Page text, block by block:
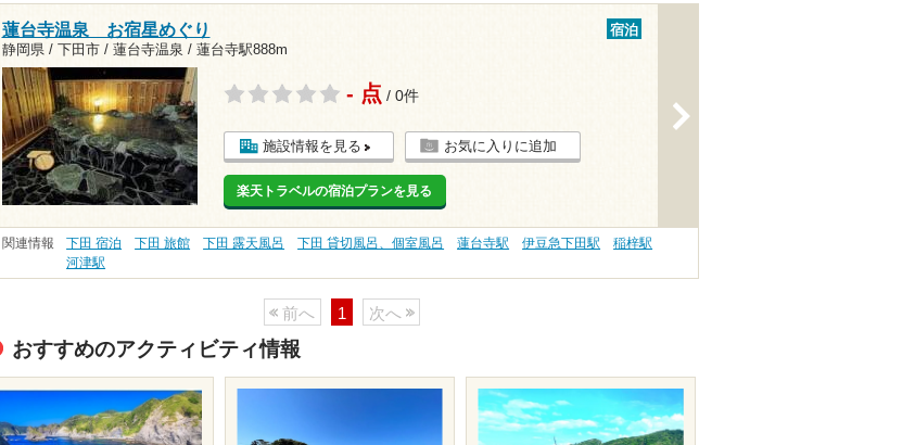
蓮台寺温泉 お宿星めぐり
静岡県 / 下田市 / 蓮台寺温泉 / 蓮台寺駅888m
宿泊
- 点 / 0件
施設情報を見る お気に入りに追加
楽天トラベルの宿泊プランを見る
関連情報 下田 宿泊 下田 旅館 下田 露天風呂 下田 貸切風呂、個室風呂 蓮台寺駅 伊豆急下田駅
稲梓駅
河津駅
前へ 1 次へ
おすすめのアクティビティ情報